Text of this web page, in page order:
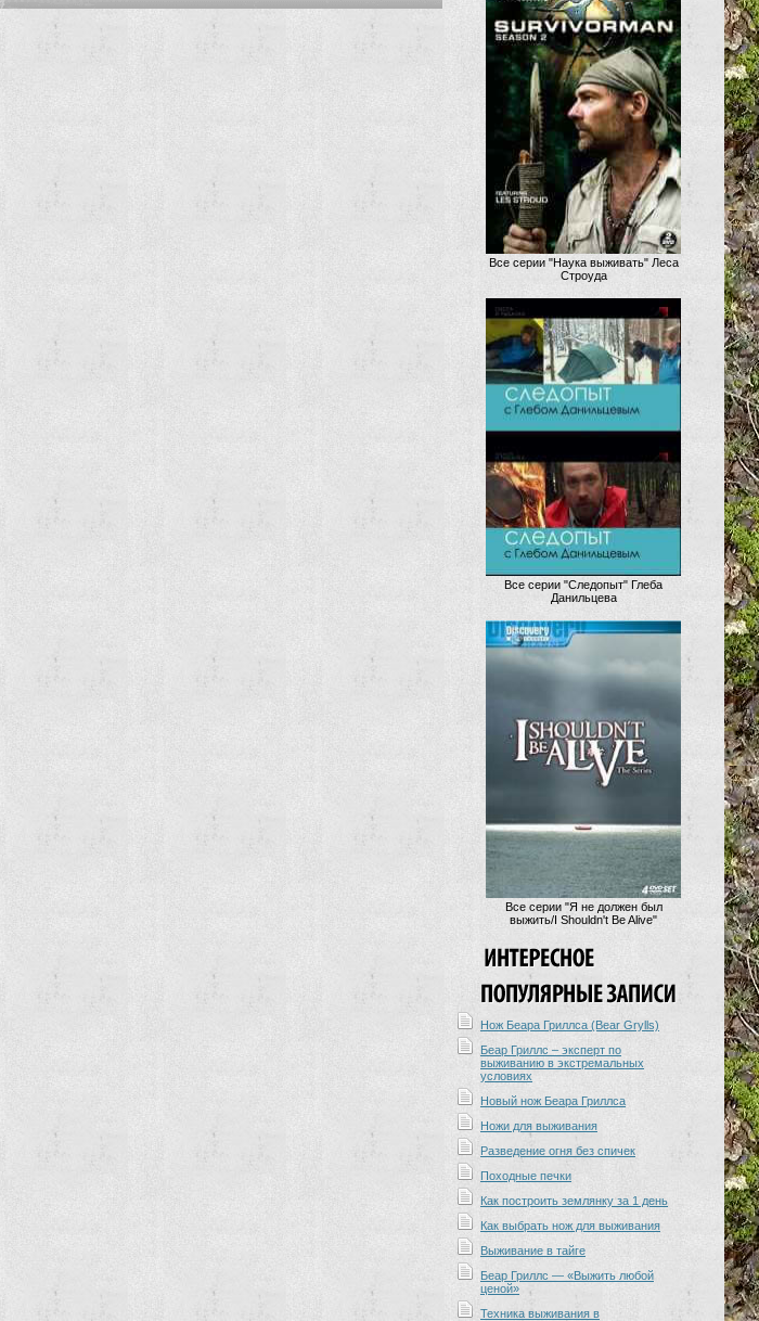
Все серии "Наука выживать" Леса
Строуда
Все серии "Следопыт" Глеба
Данильцева
Все серии "Я не должен был
выжить/I Shouldn't Be Alive"
Нож Беара Гриллса (Bear Grylls)
Беар Гриллс – эксперт по
выживанию в экстремальных
условиях
Новый нож Беара Гриллса
Ножи для выживания
Разведение огня без спичек
Походные печки
Как построить землянку за 1 день
Как выбрать нож для выживания
Выживание в тайге
Беар Гриллс — «Выжить любой
ценой»
Техника выживания в